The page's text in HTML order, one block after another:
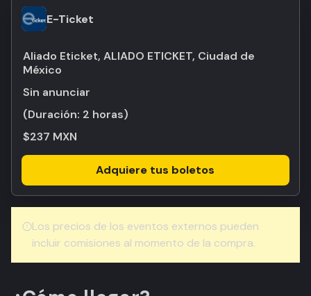
E-Ticket
Aliado Eticket, ALIADO ETICKET, Ciudad de
México
Sin anunciar
(Duración: 2 horas)
$237 MXN
Adquiere tus boletos
Los precios de los eventos externos pueden
incluir comisiones al momento de la compra.